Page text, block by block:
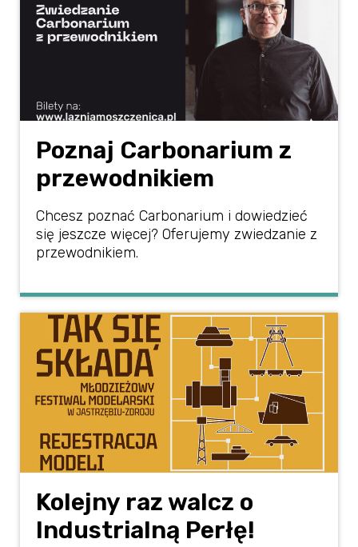
Poznaj Carbonarium z
przewodnikiem
Chcesz poznać Carbonarium i dowiedzieć
się jeszcze więcej? Oferujemy zwiedzanie z
przewodnikiem.
Kolejny raz walcz o
Industrialną Perłę!